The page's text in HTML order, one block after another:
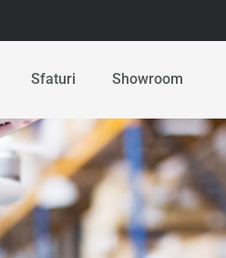
Sfaturi Showroom